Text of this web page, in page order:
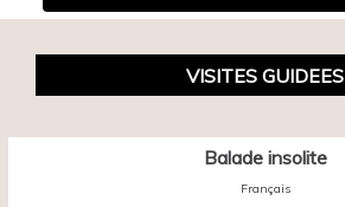
VISITES GUIDEES
Balade insolite
Français